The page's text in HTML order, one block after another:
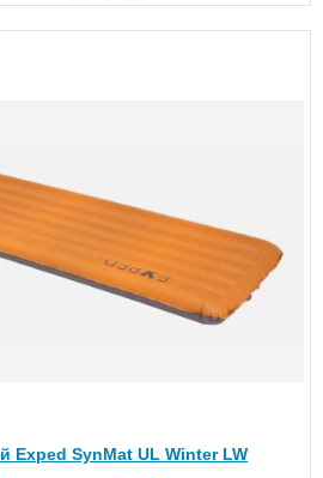
Exped SynMat UL Winter LW